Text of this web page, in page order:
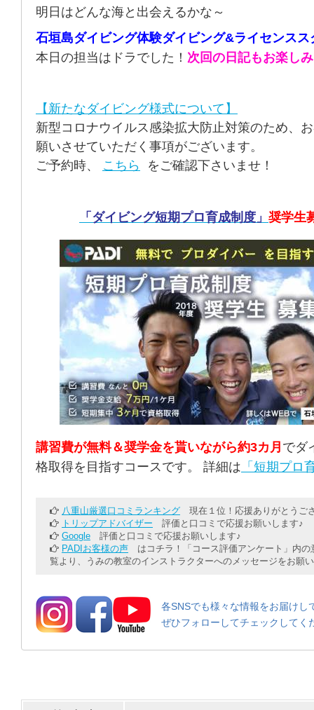
明日はどんな海と出会えるかな～
石垣島ダイビング体験ダイビング&ライセンスス
本日の担当はドラでした！ 次回の日記もお楽し
【新たなダイビング様式について】
新型コロナウイルス感染拡大防止対策のため、
願いさせていただく事項がございます。
ご予約時、 こちら をご確認下さいませ！
「ダイビング短期プロ育成制度」 奨学生
講習費が無料＆奨学金を貰いながら約3カ月 でダ
格取得を目指すコースです。 詳細は 「短期プロ
八重山厳選口コミランキング 現在１位！応援ありがとうご
トリップアドバイザー 評価と口コミで応援お願いします♪
Google 評価と口コミで応援お願いします♪
PADIお客様の声 はコチラ！「コース評価アンケート」内の
覧より、うみの教室のインストラクターへのメッセージをお願
各SNSでも様々な情報をお届けし
ぜひフォローしてチェックしてく